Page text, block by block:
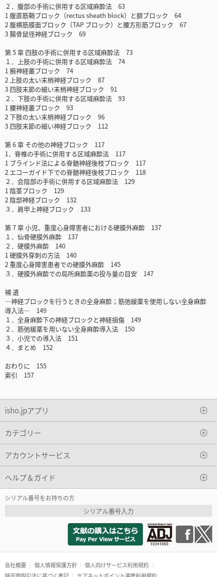
２．腹部の手術に併用する区域麻酔法 63
1 腹直筋鞘ブロック（rectus sheath block）と臍ブロック 64
2 腹横筋膜面ブロック（TAP ブロック）と腰方形筋ブロック 67
3 腸骨鼠径神経ブロック 69
第 5 章 四肢の手術に併用する区域麻酔法 73
１．上肢の手術に併用する区域麻酔法 74
1 腕神経叢ブロック 74
2 上肢の太い末梢神経ブロック 87
3 四肢末節の細い末梢神経ブロック 91
２．下肢の手術に併用する区域麻酔法 93
1 腰神経叢ブロック 93
2 下肢の太い末梢神経ブロック 96
3 四肢末節の細い神経ブロック 112
第 6 章 その他の神経ブロック 117
1．脊椎の手術に併用する区域麻酔法 117
1 ブラインド法による脊髄神経後枝ブロック 117
2 エコーガイド下での脊髄神経後枝ブロック 118
２．会陰部の手術に併用する区域麻酔法 129
1 陰茎ブロック 129
2 陰部神経ブロック 132
３．肩甲上神経ブロック 133
第 7 章 小児、重度心身障害者における硬膜外麻酔 137
１．仙骨硬膜外麻酔 137
２．硬膜外麻酔 140
1 硬膜外穿刺の方法 140
2 重度心身障害患者での硬膜外麻酔 145
３．硬膜外麻酔での局所麻酔薬の投与量の目安 147
補 遺
―神経ブロックを行うときの全身麻酔；筋弛緩薬を使用しない全身麻酔
導入法― 149
１．全身麻酔下の神経ブロックと神経損傷 149
２．筋弛緩薬を用いない全身麻酔導入法 150
３．小児での導入法 151
４．まとめ 152
おわりに 155
索引 157
isho.jpアプリ
カテゴリー
アカウントサービス
ヘルプ＆ガイド
シリアル番号をお持ちの方
シリアル番号入力
会社概要 個人情報保護方針
個人向けサービス利用規約